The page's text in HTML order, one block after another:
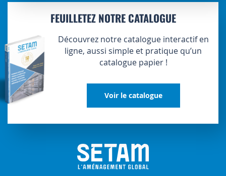
FEUILLETEZ NOTRE CATALOGUE
Découvrez notre catalogue interactif en
ligne, aussi simple et pratique qu’un
catalogue papier !
Voir le catalogue